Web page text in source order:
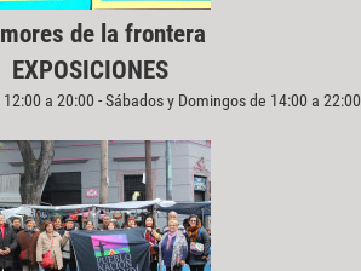
de la frontera
EXPOSICIONES
a 20:00 - Sábados y Domingos de 14:00 a 22:00